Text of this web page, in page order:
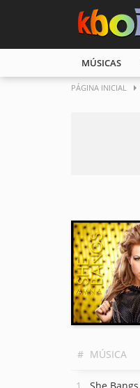
MÚSICAS
PÁGINA INICIAL
# MÚSICA